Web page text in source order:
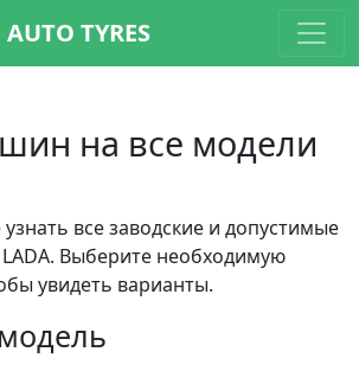
AUTO TYRES
на все модели
все заводские и допустимые
Выберите необходимую
увидеть варианты.